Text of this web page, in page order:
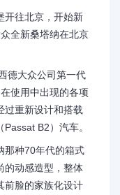
开往北京，开始新
全新桑塔纳在北京
德大众公司第一代
使用中出现的各项
过重新设计和搭载
B2）汽车。
那种70年代的箱式
的动感造型，整体
前脸的家族化设计